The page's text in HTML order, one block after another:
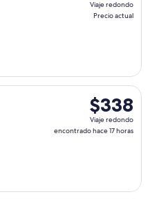
redondo,
Viaje redondo
Precio actual
$338
Viaje
redondo,
$338
Viaje redondo
encontrado hace 17 horas
salida el mar, 3 nov.